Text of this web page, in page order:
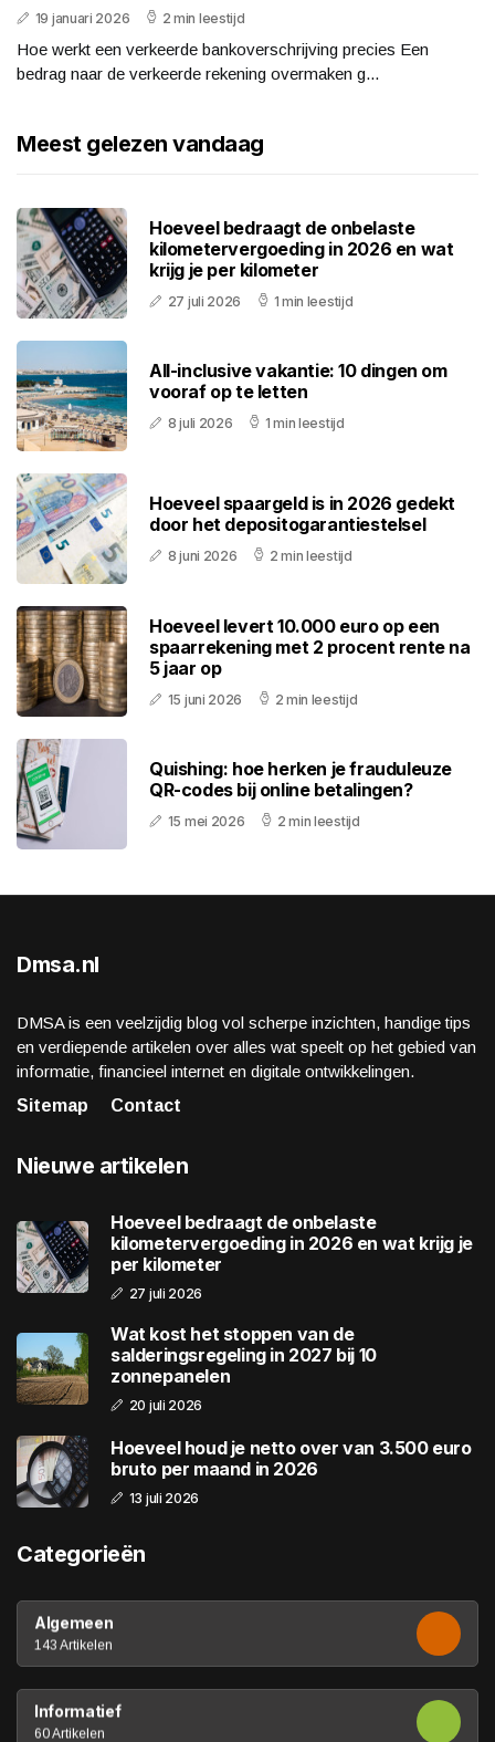
19 januari 2026 2 min leestijd
Hoe werkt een verkeerde bankoverschrijving precies Een
bedrag naar de verkeerde rekening overmaken g...
Meest gelezen vandaag
Hoeveel bedraagt de onbelaste
kilometervergoeding in 2026 en wat
krijg je per kilometer
27 juli 2026 1 min leestijd
All-inclusive vakantie: 10 dingen om
vooraf op te letten
8 juli 2026 1 min leestijd
Hoeveel spaargeld is in 2026 gedekt
door het depositogarantiestelsel
8 juni 2026 2 min leestijd
Hoeveel levert 10.000 euro op een
spaarrekening met 2 procent rente na
5 jaar op
15 juni 2026 2 min leestijd
Quishing: hoe herken je frauduleuze
QR-codes bij online betalingen?
15 mei 2026 2 min leestijd
Dmsa.nl
DMSA is een veelzijdig blog vol scherpe inzichten, handige tips
en verdiepende artikelen over alles wat speelt op het gebied van
informatie, financieel internet en digitale ontwikkelingen.
Sitemap
Contact
Nieuwe artikelen
Hoeveel bedraagt de onbelaste
kilometervergoeding in 2026 en wat krijg je
per kilometer
27 juli 2026
Wat kost het stoppen van de
salderingsregeling in 2027 bij 10
zonnepanelen
20 juli 2026
Hoeveel houd je netto over van 3.500 euro
bruto per maand in 2026
13 juli 2026
Categorieën
Algemeen
143 Artikelen
Informatief
60 Artikelen